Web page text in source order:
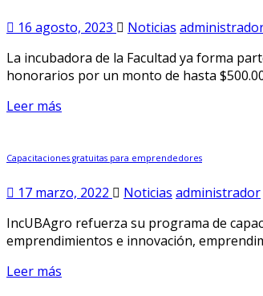
16 agosto, 2023 Noticias
La incubadora de la Facultad ya forma
honorarios por un monto de hasta
Leer más
Capacitaciones gratuitas para emprendedores
17 marzo, 2022 Noticias administrador
IncUBAgro refuerza su programa de
emprendimientos e innovación,
Leer más